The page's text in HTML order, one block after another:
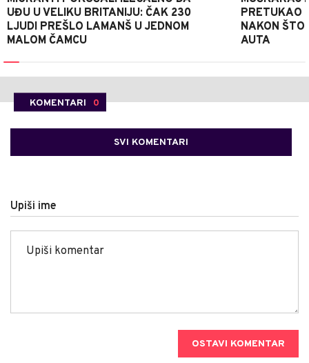
UĐU U VELIKU BRITANIJU: ČAK 230
LJUDI PREŠLO LAMANŠ U JEDNOM
MALOM ČAMCU
PRETUKAO
NAKON ŠTO
AUTA
KOMENTARI 0
SVI KOMENTARI
Upiši ime
OSTAVI KOMENTAR